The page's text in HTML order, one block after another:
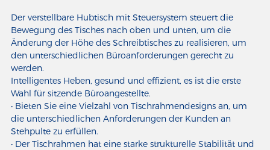
Der verstellbare Hubtisch mit Steuersystem steuert die
Bewegung des Tisches nach oben und unten, um die
Änderung der Höhe des Schreibtisches zu realisieren, um
den unterschiedlichen Büroanforderungen gerecht zu
werden.
Intelligentes Heben, gesund und effizient, es ist die erste
Wahl für sitzende Büroangestellte.
• Bieten Sie eine Vielzahl von Tischrahmendesigns an, um
die unterschiedlichen Anforderungen der Kunden an
Stehpulte zu erfüllen.
• Der Tischrahmen hat eine starke strukturelle Stabilität und